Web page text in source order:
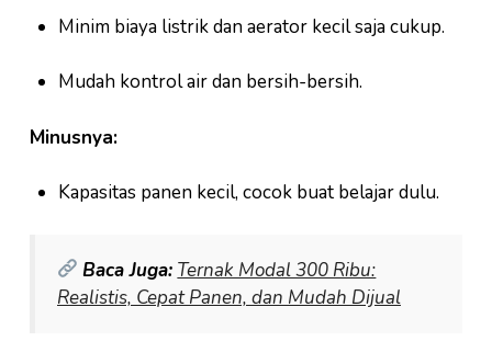
Minim biaya listrik dan aerator kecil saja cukup.
Mudah kontrol air dan bersih-bersih.
Minusnya:
Kapasitas panen kecil, cocok buat belajar dulu.
Baca Juga: Ternak Modal 300 Ribu:
Realistis, Cepat Panen, dan Mudah Dijual